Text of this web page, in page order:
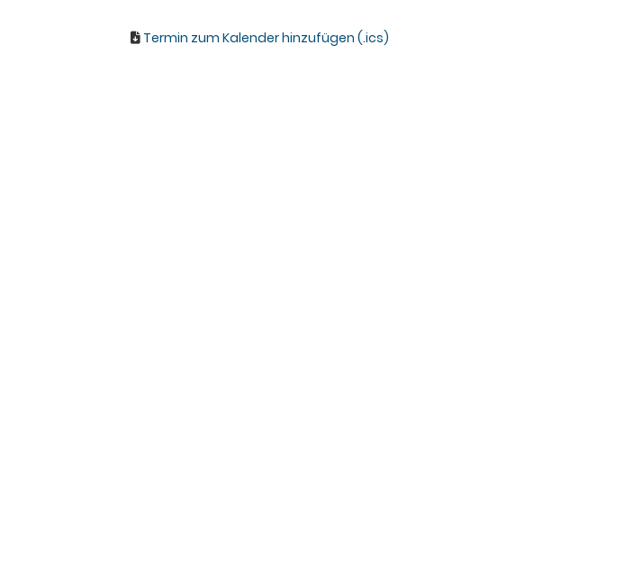
Termin zum Kalender hinzufügen (.ics)